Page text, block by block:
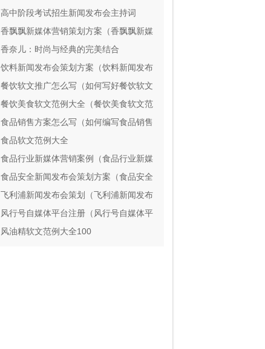
高中阶段考试招生新闻发布会主持词
香飘飘新媒体营销策划方案（香飘飘新媒
体营销策划方案）
香奈儿：时尚与经典的完美结合
饮料新闻发布会策划方案（饮料新闻发布
会策划方案）
餐饮软文推广怎么写（如何写好餐饮软文
推广？）
餐饮美食软文范例大全（餐饮美食软文范
例大全）
食品销售方案怎么写（如何编写食品销售
方案）
食品软文范例大全
食品行业新媒体营销案例（食品行业新媒
体营销案例）
食品安全新闻发布会策划方案（食品安全
新闻发布会策划方案）
飞利浦新闻发布会策划（飞利浦新闻发布
会策划）
风行号自媒体平台注册（风行号自媒体平
台注册攻略）
风油精软文范例大全100